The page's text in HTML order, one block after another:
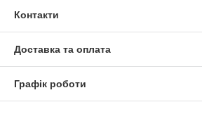
Контакти
Доставка та оплата
Графік роботи